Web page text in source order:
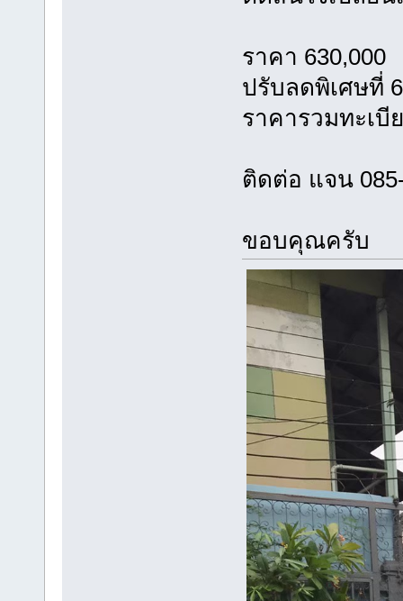
ราคา 630,000
ปรับลดพิเศษที่
ราคารวมทะเบี
ติดต่อ แจน
ขอบคุณครับ